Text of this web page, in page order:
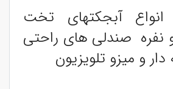
آبجکتهای تخت
صندلی های راحتی
و میزو تلویزیون